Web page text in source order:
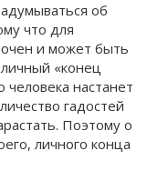
об
что для
и может быть
«конец
настанет
гадостей
Поэтому о
личного конца